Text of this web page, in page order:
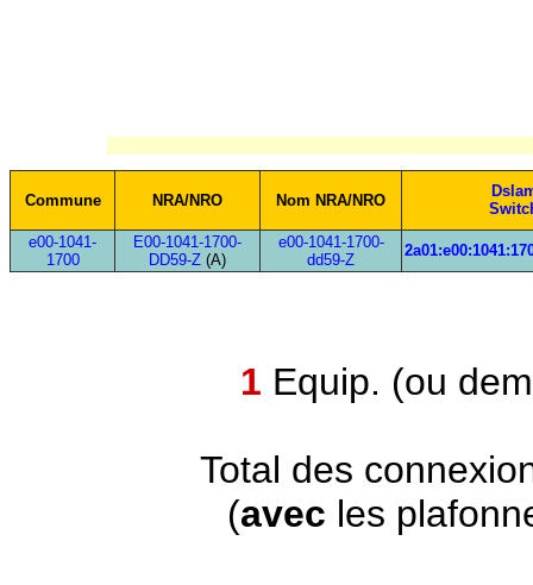
Commune NRA/NRO Nom NRA/NRO
e00-1041-
1700
E00-1041-1700-
DD59-Z (A)
e00-1041-1700-
dd59-Z
1 Equip. (ou
Total des
(avec les